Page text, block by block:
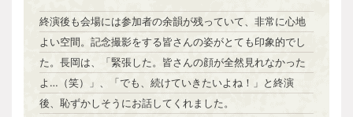
終演後も会場には参加者の余韻が残っていて、非常に心地
よい空間。記念撮影をする皆さんの姿がとても印象的でし
た。長岡は、「緊張した。皆さんの顔が全然見れなかった
よ…（笑）」、「でも、続けていきたいよね！」と終演
後、恥ずかしそうにお話してくれました。